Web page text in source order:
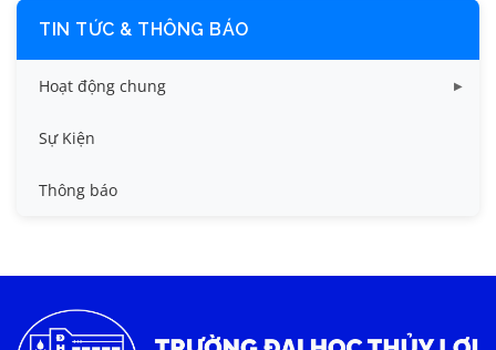
TIN TỨC & THÔNG BÁO
Hoạt động chung
Tin công tác sinh viên
Tin đào tạo
Tin tức chung
Sự Kiện
Thông báo